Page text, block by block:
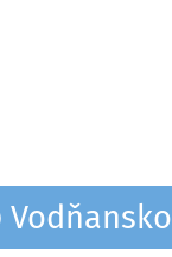
Vodňansko